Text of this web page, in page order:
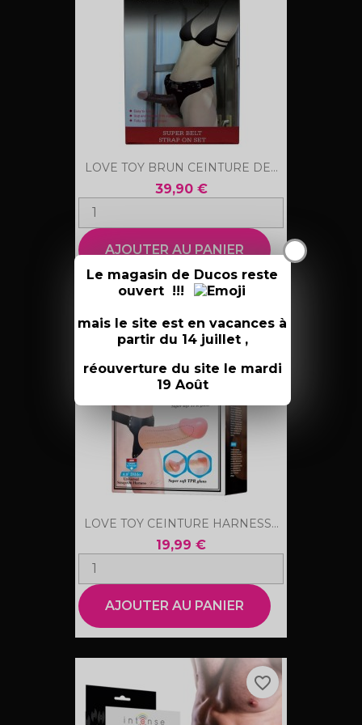
X
Le magasin de Ducos reste
ouvert !!!
mais le site est en vacances à
partir du 14 juillet ,
réouverture du site le mardi
19 Août
LOVE TOY BRUN CEINTURE DE...
39,90 €
AJOUTER AU PANIER
LOVE TOY CEINTURE HARNESS...
19,99 €
AJOUTER AU PANIER
favorite_border
favorite_border